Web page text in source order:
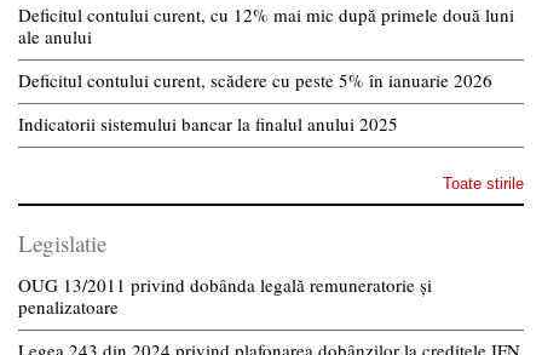
Deficitul contului curent, cu 12% mai mic după primele două luni
ale anului
Deficitul contului curent, scădere cu peste 5% în ianuarie 2026
Indicatorii sistemului bancar la finalul anului 2025
Toate stirile
Legislatie
OUG 13/2011 privind dobânda legală remuneratorie și
penalizatoare
Legea 243 din 2024 privind plafonarea dobânzilor la creditele IFN